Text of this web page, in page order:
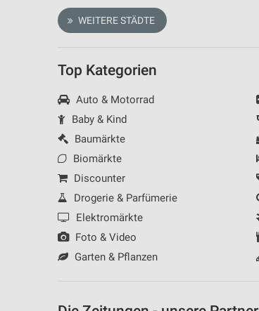
WEITERE STÄDTE
Top Kategorien
Auto & Motorrad
Baby & Kind
Baumärkte
Biomärkte
Discounter
Drogerie & Parfümerie
Elektromärkte
Foto & Video
Garten & Pflanzen
Verwendung von Profilen zur Auswahl
Messung der Werbeleistung
Messung der Performance von Inhalten
Analyse von Zielgruppen durch Statistiken oder
Quellen
Entwicklung und Verbesserung der Angebote
Verwendung reduzierter Daten zur Auswahl von
IAB-Besonderheiten:
Verwendung genauer Standortdaten
Geräte anhand von aktiv angeforderten
Nicht-IAB-Verarbeitungszwecke: